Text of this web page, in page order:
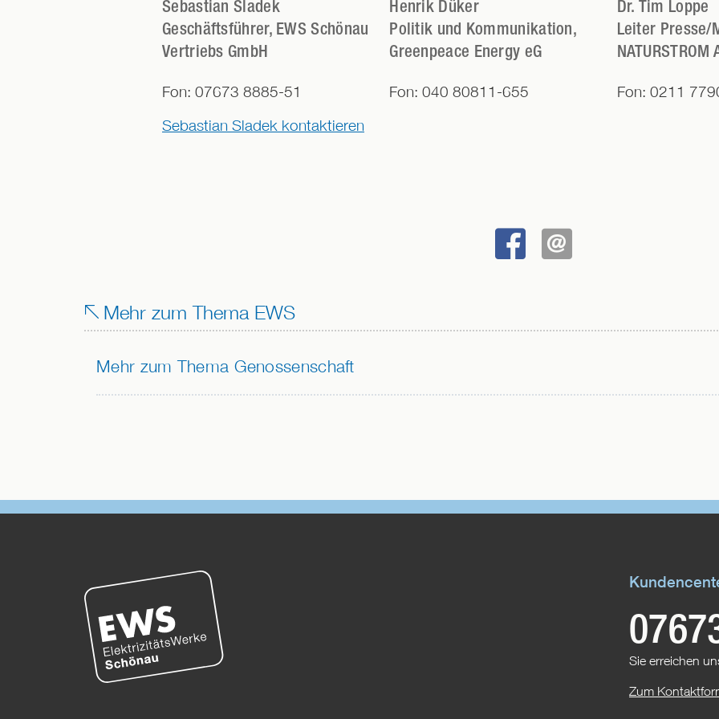
Sebastian Sladek
Geschäftsführer, EWS Schönau
Vertriebs GmbH
Fon: 07673 8885-51
Sebastian Sladek kontaktieren
Henrik Düker
Politik und Kommunikation,
Greenpeace Energy eG
Fon:040 80811-655
Dr. Tim Loppe
Leiter Presse/
NATURSTROM
Fon: 0211
Mehr zum Thema EWS
Mehr zum Thema Genossenschaft
Sie erreichen
Zum